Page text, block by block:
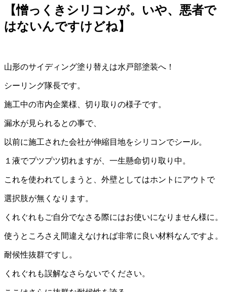
【憎っくきシリコンが。いや、悪者で
はないんですけどね】
山形のサイディング塗り替えは水戸部塗装へ！
シーリング隊長です。
施工中の市内企業様、切り取りの様子です。
漏水が見られるとの事で、
以前に施工された会社が伸縮目地をシリコンでシール。
１液でプツプツ切れますが、一生懸命切り取り中。
これを使われてしまうと、外壁としてはホントにアウトで
選択肢が無くなります。
くれぐれもご自分でなさる際にはお使いになりません様に。
使うところさえ間違えなければ非常に良い材料なんですよ。
耐候性抜群ですし。
くれぐれも誤解なさらないでください。